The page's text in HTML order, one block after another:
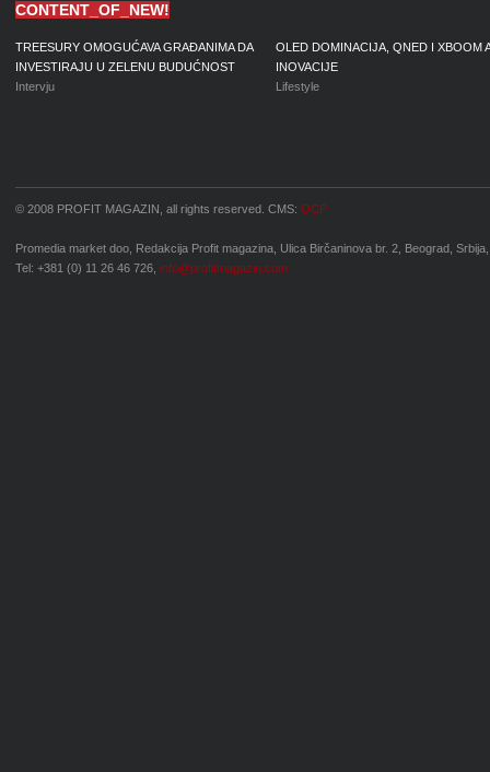
CONTENT_OF_NEW!
TREESURY OMOGUĆAVA GRAĐANIMA DA
INVESTIRAJU U ZELENU BUDUĆNOST
Intervju
OLED DOMINACIJA, QNED I XBOOM
INOVACIJE
Lifestyle
© 2008 PROFIT MAGAZIN, all rights reserved. CMS: OCP
Promedia market doo, Redakcija Profit magazina, Ulica Birčaninova br. 2, Beograd, Srbija,
Tel: +381 (0) 11 26 46 726, info@profitmagazin.com